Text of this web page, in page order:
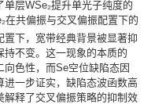
层WSe₂提升单光子纯度的
在共偏振与交叉偏振配置下的
置下，宽带经典背景被显著抑
不变。这一现象的本质的
色性，而Se空位缺陷态因
进一步证实，缺陷态波函数高
解释了交叉偏振策略的抑制效